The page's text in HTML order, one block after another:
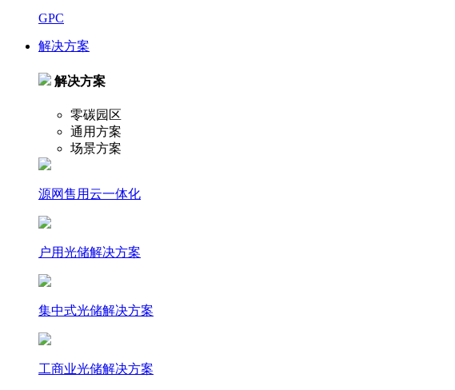
GPC
解决方案
解决方案
零碳园区
通用方案
场景方案
源网售用云一体化
户⽤光储解决⽅案
集中式光储解决⽅案
⼯商业光储解决⽅案